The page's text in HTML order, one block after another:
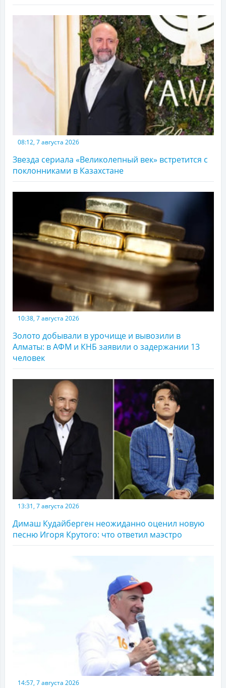
08:12, 7 августа 2026
Звезда сериала «Великолепный век» встретится с
поклонниками в Казахстане
10:38, 7 августа 2026
Золото добывали в урочище и вывозили в
Алматы: в АФМ и КНБ заявили о задержании 13
человек
13:31, 7 августа 2026
Димаш Кудайберген неожиданно оценил новую
песню Игоря Крутого: что ответил маэстро
14:57, 7 августа 2026